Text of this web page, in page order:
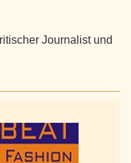
Journalist und